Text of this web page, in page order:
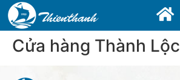
Cửa hàng Thành Lộc